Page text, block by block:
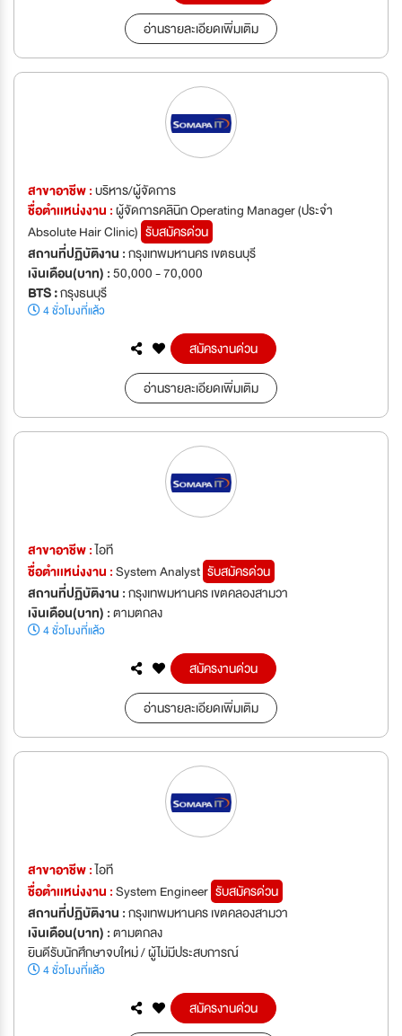
อ่านรายละเอียดเพิ่มเติม
สาขาอาชีพ :บริหาร/ผู้จัดการ
ชื่อตำเเหน่งงาน :ผู้จัดการคลินิก Operating Manager (ประจำ
Absolute Hair Clinic) รับสมัครด่วน
สถานที่ปฏิบัติงาน :กรุงเทพมหานคร เขตธนบุรี
เงินเดือน(บาท) :50,000 - 70,000
BTS :กรุงธนบุรี
4 ชั่วโมงที่แล้ว
สมัครงานด่วน
อ่านรายละเอียดเพิ่มเติม
สาขาอาชีพ :ไอที
ชื่อตำเเหน่งงาน :System Analyst รับสมัครด่วน
สถานที่ปฏิบัติงาน :กรุงเทพมหานคร เขตคลองสามวา
เงินเดือน(บาท) :ตามตกลง
4 ชั่วโมงที่แล้ว
สมัครงานด่วน
อ่านรายละเอียดเพิ่มเติม
สาขาอาชีพ :ไอที
ชื่อตำเเหน่งงาน :System Engineer รับสมัครด่วน
สถานที่ปฏิบัติงาน :กรุงเทพมหานคร เขตคลองสามวา
เงินเดือน(บาท) :ตามตกลง
ยินดีรับนักศึกษาจบใหม่ / ผู้ไม่มีประสบการณ์
4 ชั่วโมงที่แล้ว
สมัครงานด่วน